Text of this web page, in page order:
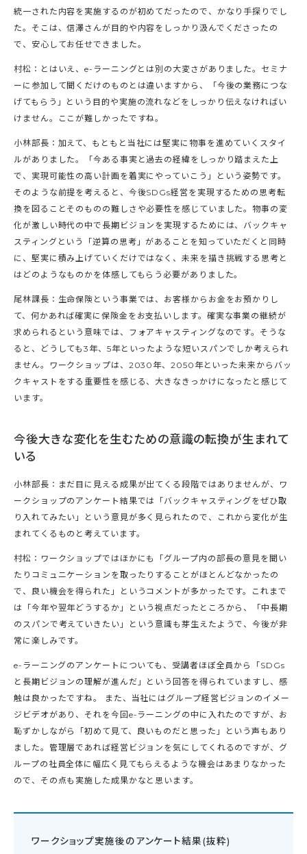
統一された内容を実施するのが初めてだったので、かなり手探りでし
た。そこは、信澤さんが目的や内容をしっかり汲んでくださったの
で、安心してお任せできました。
村松：とはいえ、e-ラーニングとは別の大変さがありました。セミナ
ーに参加して聞くだけのものとは違いますから、「今後の業務につな
げてもらう」という目的や実施の流れなどをしっかり伝えなければい
けません。ここが難しかったですね。
小林部長：加えて、もともと当社には堅実に物事を進めていくスタイ
ルがありました。「今ある事実と過去の経緯をしっかり踏まえた上
で、実現可能性の高い計画を着実にやっていこう」という姿勢です。
そのような前提を考えると、今後SDGs経営を実現するための思考転
換を図ることそのものの難しさや必要性を感じていました。物事の変
化が激しい時代の中で長期ビジョンを実現するためには、バックキャ
スティングという「逆算の思考」があることを知っていただくと同時
に、堅実に積み上げていくだけではなく、未来を描き挑戦する思考と
はどのようなものかを体感してもらう必要がありました。
尾林課長：生命保険という事業では、お客様からお金をお預かりし
て、何かあれば確実に保険金をお支払いします。確実な事業の継続が
求められるという意味では、フォアキャスティングなのです。そうな
ると、どうしても3年、5年といったような短いスパンでしか考えられ
ません。ワークショップは、2030年、2050年といった未来からバッ
クキャストをする重要性を感じる、大きなきっかけになったと感じて
います。
今後大きな変化を生むための意識の転換が生まれて
いる
小林部長：まだ目に見える成果が出てくる段階ではありませんが、ワ
ークショップのアンケート結果では「バックキャスティングをぜひ取
り入れてみたい」という意見が多く見られたので、これから変化が生
まれてくるものと考えています。
村松：ワークショップではほかにも「グループ内の部長の意見を聞い
たりコミュニケーションを取ったりすることがほとんどなかったの
で、良い機会を得られた」というコメントが多かったです。これまで
は「今年や翌年どうするか」という視点だったところから、「中長期
のスパンで考えていきたい」という意識も芽生えたようで、今後が非
常に楽しみです。
e-ラーニングのアンケートについても、受講者ほぼ全員から「SDGs
と長期ビジョンの理解が進んだ」という回答を得られていますし、感
触は良かったですね。 また、当社にはグループ経営ビジョンのイメー
ジビデオがあり、それを今回e-ラーニングの中に入れたのですが、お
恥ずかしながら「初めて見て、良いものだと思った」という声もあり
ました。管理層であれば経営ビジョンを気にしてくれるのですが、グ
ループの社員全体に幅広く見てもらえるような機会はあまりなかった
ので、その点も実施した成果かなと思います。
ワークショップ実施後のアンケート結果(抜粋)